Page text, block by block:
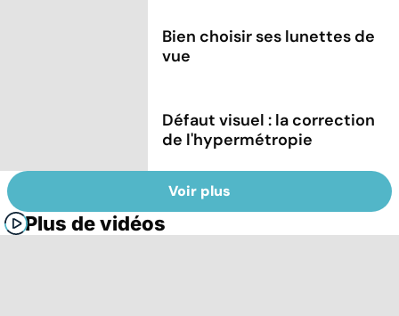
Bien choisir ses lunettes de
vue
Défaut visuel : la correction
de l'hypermétropie
Voir plus
Plus de vidéos